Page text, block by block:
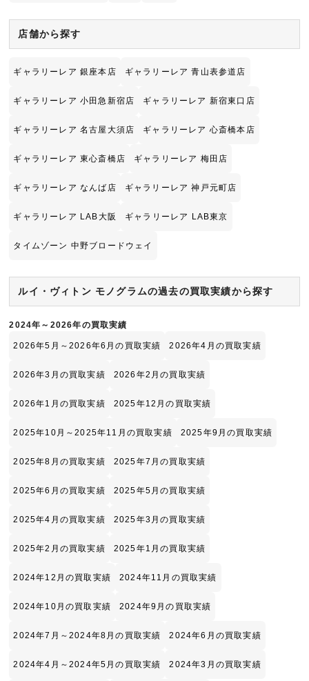
店舗から探す
ギャラリーレア 銀座本店 ギャラリーレア 青山表参道店
ギャラリーレア 小田急新宿店 ギャラリーレア 新宿東口店
ギャラリーレア 名古屋大須店 ギャラリーレア 心斎橋本店
ギャラリーレア 東心斎橋店 ギャラリーレア 梅田店
ギャラリーレア なんば店 ギャラリーレア 神戸元町店
ギャラリーレア LAB大阪 ギャラリーレア LAB東京
タイムゾーン 中野ブロードウェイ
ルイ・ヴィトン モノグラムの過去の買取実績から探す
2024年～2026年の買取実績
2026年5月～2026年6月の買取実績 2026年4月の買取実績
2026年3月の買取実績 2026年2月の買取実績
2026年1月の買取実績 2025年12月の買取実績
2025年10月～2025年11月の買取実績 2025年9月の買取実績
2025年8月の買取実績 2025年7月の買取実績
2025年6月の買取実績 2025年5月の買取実績
2025年4月の買取実績 2025年3月の買取実績
2025年2月の買取実績 2025年1月の買取実績
2024年12月の買取実績 2024年11月の買取実績
2024年10月の買取実績 2024年9月の買取実績
2024年7月～2024年8月の買取実績 2024年6月の買取実績
2024年4月～2024年5月の買取実績 2024年3月の買取実績